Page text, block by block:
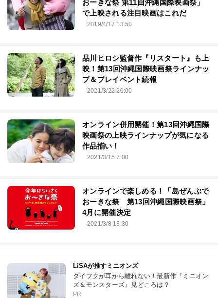
おーきな祭 第11回沖縄国際映画祭」
で上映される注目映画はこれだ
2019/4/17 13:50
品川ヒロシ監督作『リスタート』も上
映！第13回沖縄国際映画祭ラインナッ
プ＆プレイベント続報
2021/3/22 20:00
オンライン併用開催！第13回沖縄国際
映画祭の上映ラインナップが気になる
作品揃い！
2021/3/15 7:00
オンラインで楽しめる！「島ぜんぶで
おーきな祭 第13回沖縄国際映画祭」
4月に開催決定
2021/3/8 13:30
LiSAが推すミニオンズ
ダイフクが耳から離れない！最新作『ミニオン
ズ＆モンスターズ』見どころは？
PR